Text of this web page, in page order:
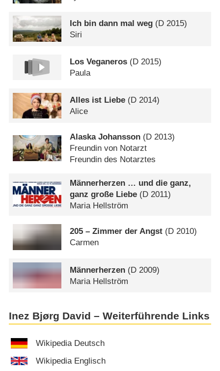
Ich bin dann mal weg (D 2015)
Siri
Los Veganeros (D 2015)
Paula
Alles ist Liebe (D 2014)
Alice
Alaska Johansson (D 2013)
Freundin von Notarzt
Freundin des Notarztes
Männerherzen … und die ganz,
ganz große Liebe (D 2011)
Maria Hellström
205 – Zimmer der Angst (D 2010)
Carmen
Männerherzen (D 2009)
Maria Hellström
Inez Bjørg David – Weiterführende Links
Wikipedia Deutsch
Wikipedia Englisch